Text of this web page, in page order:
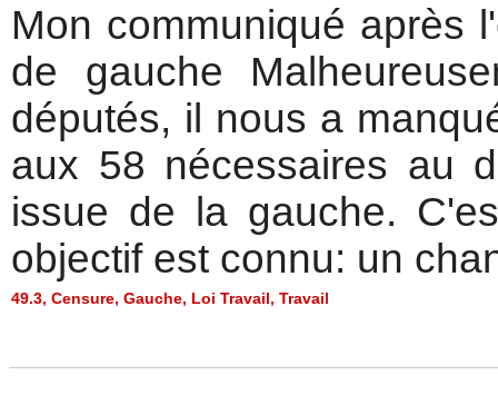
Mon communiqué après
de gauche
députés, il nous a
aux 58 nécessaires au
issue de la gauche.
objectif est connu: un
49.3, Censure, Gauche, Loi Travail, Travail